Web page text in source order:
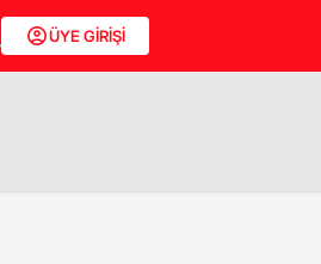
ÜYE GİRİŞİ